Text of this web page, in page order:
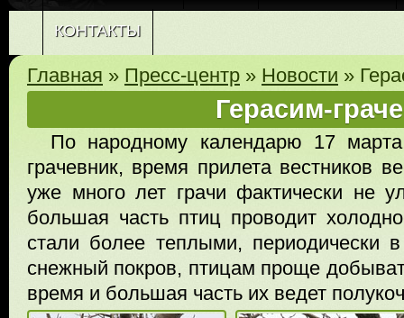
КОНТАКТЫ
Главная » Пресс-центр » Новости »
Герасим-
По народному календарю 17 марта
грачевник, время прилета вестников
уже много лет грачи фактически не
большая часть птиц проводит
стали более теплыми, периодически
снежный покров, птицам проще
время и большая часть их ведет